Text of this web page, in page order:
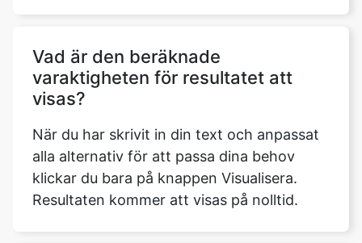
Vad är den beräknade
varaktigheten för resultatet att
visas?
När du har skrivit in din text och anpassat
alla alternativ för att passa dina behov
klickar du bara på knappen Visualisera.
Resultaten kommer att visas på nolltid.